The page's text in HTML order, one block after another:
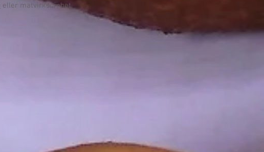
eller matvirksomhet